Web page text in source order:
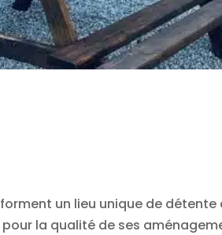
un lieu unique de
la qualité de ses